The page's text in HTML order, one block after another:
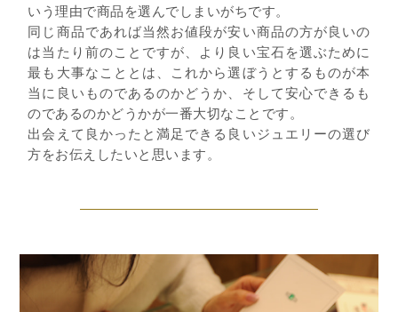
いう理由で商品を選んでしまいがちです。
同じ商品であれば当然お値段が安い商品の方が良いの
は当たり前のことですが、より良い宝石を選ぶために
最も大事なこととは、これから選ぼうとするものが本
当に良いものであるのかどうか、そして安心できるも
のであるのかどうかが一番大切なことです。
出会えて良かったと満足できる良いジュエリーの選び
方をお伝えしたいと思います。